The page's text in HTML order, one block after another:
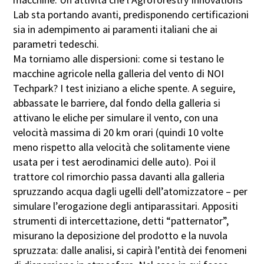
Lab sta portando avanti, predisponendo certificazioni
sia in adempimento ai paramenti italiani che ai
parametri tedeschi.
Ma torniamo alle dispersioni: come si testano le
macchine agricole nella galleria del vento di NOI
Techpark? I test iniziano a eliche spente. A seguire,
abbassate le barriere, dal fondo della galleria si
attivano le eliche per simulare il vento, con una
velocità massima di 20 km orari (quindi 10 volte
meno rispetto alla velocità che solitamente viene
usata per i test aerodinamici delle auto). Poi il
trattore col rimorchio passa davanti alla galleria
spruzzando acqua dagli ugelli dell’atomizzatore – per
simulare l’erogazione degli antiparassitari. Appositi
strumenti di intercettazione, detti “patternator”,
misurano la deposizione del prodotto e la nuvola
spruzzata: dalle analisi, si capirà l’entità dei fenomeni